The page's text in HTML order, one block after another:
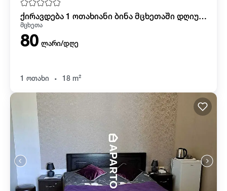
ქირავდება 1 ოთახიანი ბინა მცხეთაში დღიურად
მცხეთა
80 ლარი/დღე
1 ოთახი . 18 m²